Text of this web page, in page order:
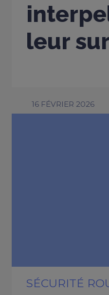
leur
16 FÉVRIER 2026
SÉCURITÉ